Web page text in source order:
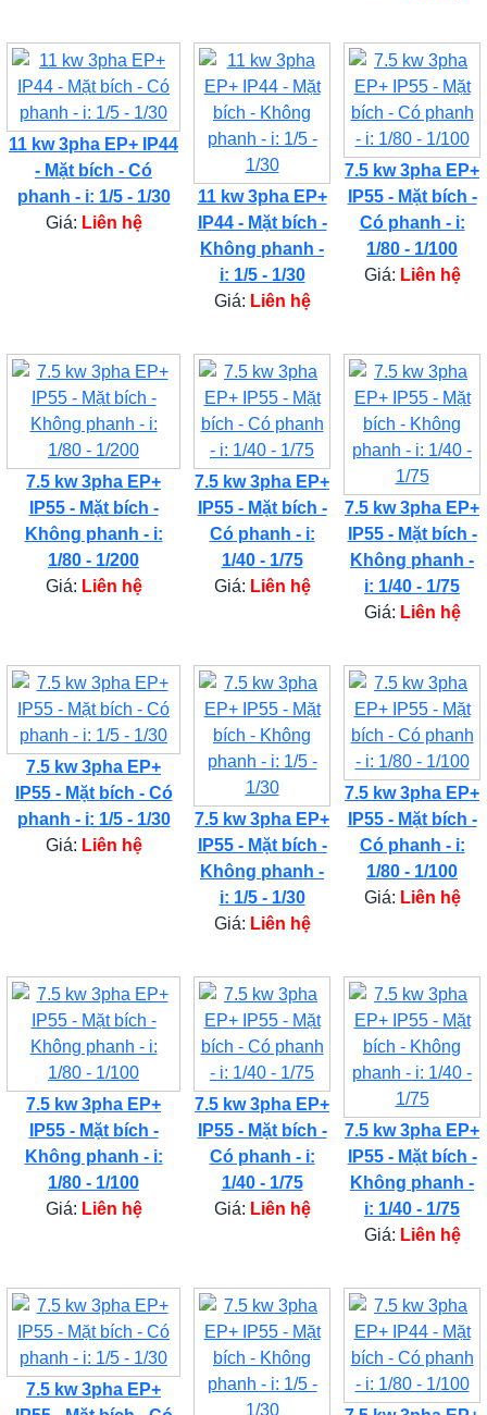
11 kw 3pha EP+ IP44
- Mặt bích - Có
phanh - i: 1/5 - 1/30
Giá: Liên hệ
11 kw 3pha EP+
IP44 - Mặt bích -
Không phanh -
i: 1/5 - 1/30
Giá: Liên hệ
7.5 kw 3pha EP+
IP55 - Mặt bích -
Có phanh - i:
1/80 - 1/100
Giá: Liên hệ
7.5 kw 3pha EP+
IP55 - Mặt bích -
Không phanh - i:
1/80 - 1/200
Giá: Liên hệ
7.5 kw 3pha EP+
IP55 - Mặt bích -
Có phanh - i:
1/40 - 1/75
Giá: Liên hệ
7.5 kw 3pha EP+
IP55 - Mặt bích -
Không phanh -
i: 1/40 - 1/75
Giá: Liên hệ
7.5 kw 3pha EP+
IP55 - Mặt bích - Có
phanh - i: 1/5 - 1/30
Giá: Liên hệ
7.5 kw 3pha EP+
IP55 - Mặt bích -
Không phanh -
i: 1/5 - 1/30
Giá: Liên hệ
7.5 kw 3pha EP+
IP55 - Mặt bích -
Có phanh - i:
1/80 - 1/100
Giá: Liên hệ
7.5 kw 3pha EP+
IP55 - Mặt bích -
Không phanh - i:
1/80 - 1/100
Giá: Liên hệ
7.5 kw 3pha EP+
IP55 - Mặt bích -
Có phanh - i:
1/40 - 1/75
Giá: Liên hệ
7.5 kw 3pha EP+
IP55 - Mặt bích -
Không phanh -
i: 1/40 - 1/75
Giá: Liên hệ
7.5 kw 3pha EP+